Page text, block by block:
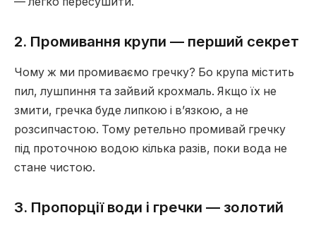
2. Промивання крупи — перший секрет
Чому ж ми промиваємо гречку? Бо крупа містить
пил, лушпиння та зайвий крохмаль. Якщо їх не
змити, гречка буде липкою і в’язкою, а не
розсипчастою. Тому ретельно промивай гречку
під проточною водою кілька разів, поки вода не
стане чистою.
3. Пропорції води і гречки — золотий